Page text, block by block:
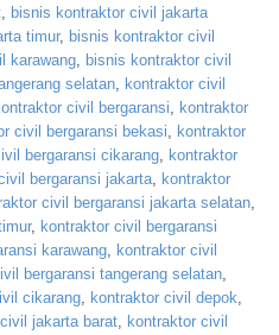
, bisnis kontraktor civil jakarta
timur, bisnis kontraktor civil
karawang, bisnis kontraktor civil
selatan, kontraktor civil
civil bergaransi, kontraktor
civil bergaransi bekasi, kontraktor
bergaransi cikarang, kontraktor
bergaransi jakarta, kontraktor
civil bergaransi jakarta selatan,
, kontraktor civil bergaransi
karawang, kontraktor civil
bergaransi tangerang selatan,
cikarang, kontraktor civil depok,
jakarta barat, kontraktor civil